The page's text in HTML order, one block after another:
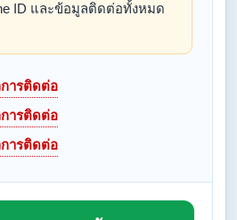
ID และข้อมูลติดต่อทั้งหมด
ารติดต่อ
ารติดต่อ
ารติดต่อ